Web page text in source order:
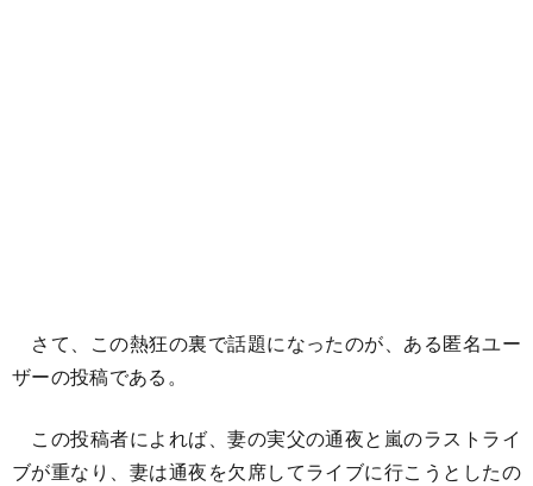
さて、この熱狂の裏で話題になったのが、ある匿名ユー
ザーの投稿である。
この投稿者によれば、妻の実父の通夜と嵐のラストライ
ブが重なり、妻は通夜を欠席してライブに行こうとしたの